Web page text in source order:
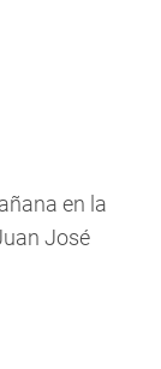
en la
José